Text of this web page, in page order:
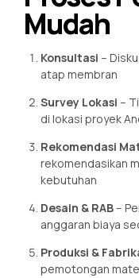
Mudah
Konsultasi –
atap membran
Survey Lokasi –
di lokasi proyek
Rekomendasi
rekomendasikan
kebutuhan
Desain & RAB–
anggaran biaya
Produksi &
pemotongan